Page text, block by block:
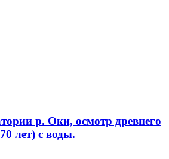
р. Оки, осмотр древнего
лет) с воды.